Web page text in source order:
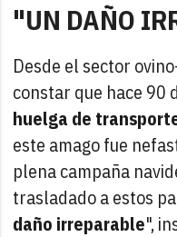
"UN DAÑO
Desde el sector
constar que hace 90
huelga de
este amago fue
plena campaña
trasladado a estos
daño irreparable",